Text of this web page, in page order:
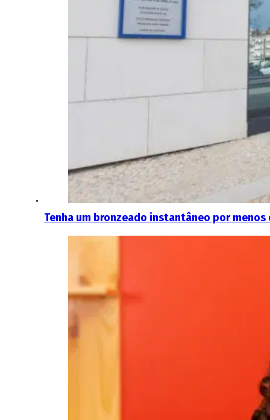
Tenha um bronzeado instantâneo por